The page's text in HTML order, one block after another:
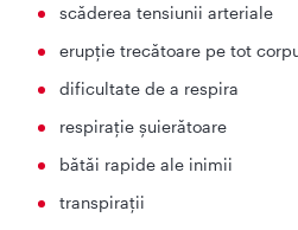
scăderea tensiunii arteriale
erupţie trecătoare pe tot
dificultate de a respira
respiraţie şuierătoare
bătăi rapide ale inimii
transpiraţii